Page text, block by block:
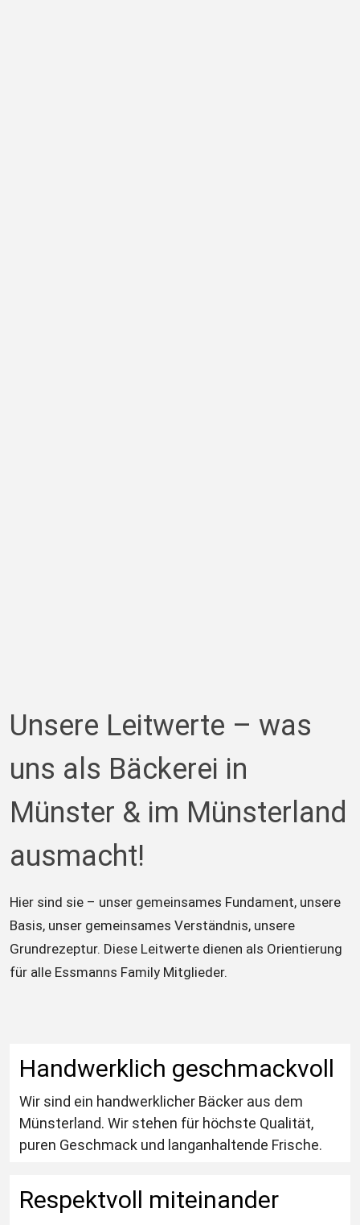
Unsere Leitwerte – was
uns als Bäckerei in
Münster & im Münsterland
ausmacht!
Hier sind sie – unser gemeinsames Fundament, unsere
Basis, unser gemeinsames Verständnis, unsere
Grundrezeptur. Diese Leitwerte dienen als Orientierung
für alle Essmanns Family Mitglieder.
Handwerklich geschmackvoll
Wir sind ein handwerklicher Bäcker aus dem
Münsterland. Wir stehen für höchste Qualität,
puren Geschmack und langanhaltende Frische.
Respektvoll miteinander